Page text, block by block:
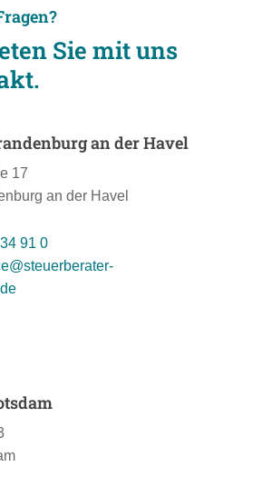
Sie mit uns
an der Havel
17
an der Havel
91 0